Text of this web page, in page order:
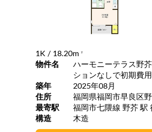
1K / 18.20m 2
物件名
ハーモニーテラス
ションなしで初期費
築年
2025年08月
住所
福岡県福岡市早良区
最寄駅
構造
木造